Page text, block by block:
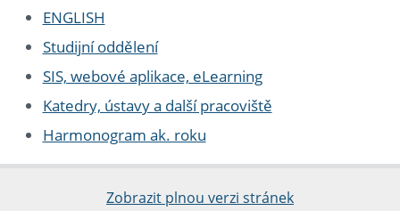
ENGLISH
Studijní oddělení
SIS, webové aplikace, eLearning
Katedry, ústavy a další pracoviště
Harmonogram ak. roku
Zobrazit plnou verzi stránek